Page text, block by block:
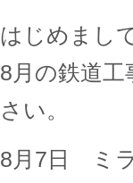
はじめまし
8月の鉄道
さい。
8月7日 ミ